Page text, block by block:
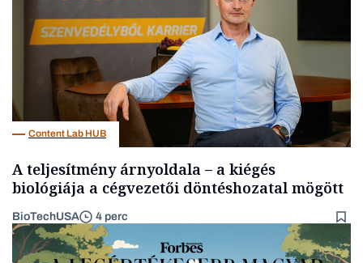
Content Lab HUB
A teljesítmény árnyoldala – a kiégés
biológiája a cégvezetői döntéshozatal mögött
BioTechUSA 4 perc